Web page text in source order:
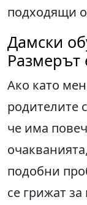
подходящи
Дамски
Размерът
Ако като
родителите
че има
подобни
се грижат